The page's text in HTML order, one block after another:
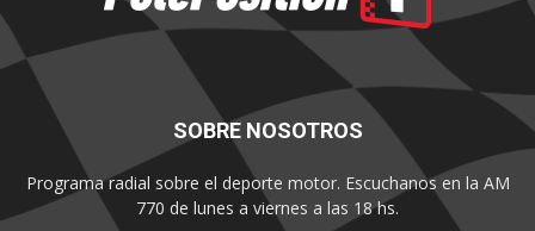
SOBRE NOSOTROS
Programa radial sobre el deporte motor. Escuchanos en la AM
770 de lunes a viernes a las 18 hs.